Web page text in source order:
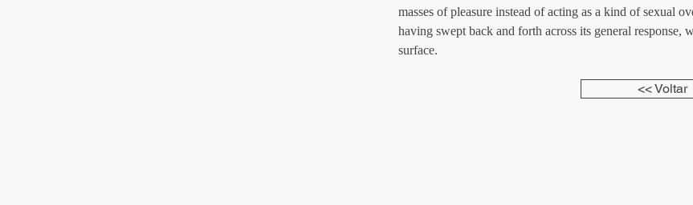
masses of pleasure instead of acting as a kind of sexual
having swept back and forth across its general response,
surface.
<< Voltar